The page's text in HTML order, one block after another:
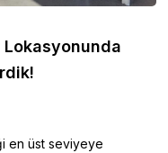
Lokasyonunda
en üst seviyeye